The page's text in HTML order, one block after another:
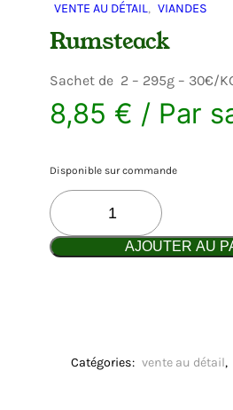
VENTE AU DÉTAIL, VIANDES
Rumsteack
Sachet de 2 – 295g – 30€/
8,85 € / Par
Disponible sur commande
q
u
n
AJOUTER AU
Catégories: vente au détail,